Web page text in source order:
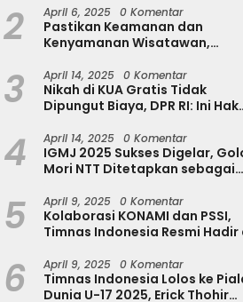
Awalnya Sebelum
Makin Parah
Denpasar Segera Dibuka
2 April 6, 2025 0 Komentar
Pastikan Keamanan dan
Kenyamanan Wisatawan,
Tinjau Destinasi Wisata
3 April 14, 2025 0 Komentar
Nikah di KUA Gratis Tidak
Dipungut Biaya, DPR RI: Ini Hak
4 April 14, 2025 0 Komentar
IGMJ 2025 Sukses Digelar,
Mori NTT Ditetapkan sebagai
5 April 9, 2025 0 Komentar
Kolaborasi KONAMI dan PSSI,
Timnas Indonesia Resmi Hadir
6 April 9, 2025 0 Komentar
Timnas Indonesia Lolos ke
Dunia U-17 2025, Erick Thohir